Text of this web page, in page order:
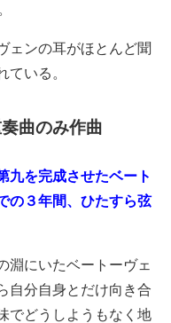
ェンの耳がほとんど聞
ている。
曲のみ作曲
九を完成させたベート
の３年間、ひたすら弦
淵にいたベートーヴェ
自分自身とだけ向き合
でどうしようもなく地